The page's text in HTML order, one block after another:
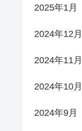
2025年1月
2024年12月
2024年11月
2024年10月
2024年9月